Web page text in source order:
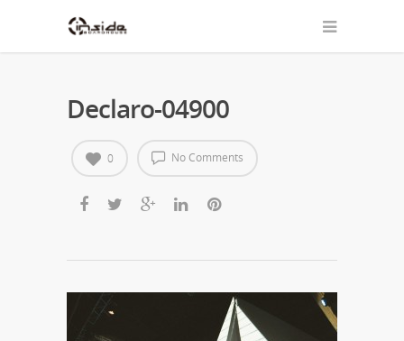
Declaro-04900
No Comments
0